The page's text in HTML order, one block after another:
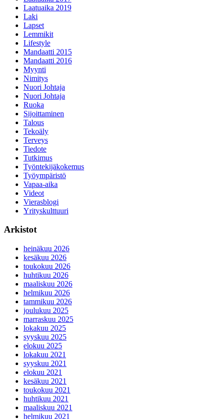
Laatuaika 2019
Laki
Lapset
Lemmikit
Lifestyle
Mandaatti 2015
Mandaatti 2016
Myynti
Nimitys
Nuori Johtaja
Nuori Johtaja
Ruoka
Sijoittaminen
Talous
Tekoäly
Terveys
Tiedote
Tutkimus
Työntekijäkokemus
Työympäristö
Vapaa-aika
Videot
Vierasblogi
Yrityskulttuuri
Arkistot
heinäkuu 2026
kesäkuu 2026
toukokuu 2026
huhtikuu 2026
maaliskuu 2026
helmikuu 2026
tammikuu 2026
joulukuu 2025
marraskuu 2025
lokakuu 2025
syyskuu 2025
elokuu 2025
lokakuu 2021
syyskuu 2021
elokuu 2021
kesäkuu 2021
toukokuu 2021
huhtikuu 2021
maaliskuu 2021
helmikuu 2021